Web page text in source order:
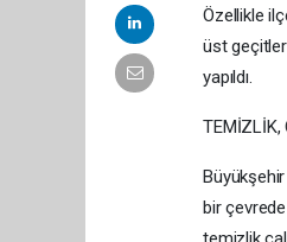
Özellikle
üst geçitler
yapıldı.
TEMİZLİK,
bir